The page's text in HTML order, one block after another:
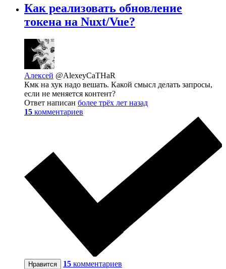
Как реализовать обновление
токена на Nuxt/Vue?
Алексей @AlexeyCaTHaR
Кмк на хук надо вешать. Какой смысл делать запросы,
если не меняется контент?
Ответ написан более трёх лет назад
15 комментариев
Нравится 15 комментариев